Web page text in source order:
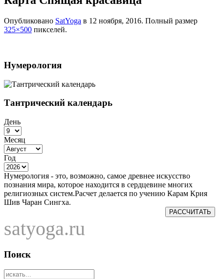
Опубликовано SatYoga в 12 ноября, 2016. Полный размер
325×500 пикселей.
Нумерология
Тантрический календарь
День
Месяц
Год
Нумерология - это, возможно, самое древнее искусство
познания мира, которое находится в сердцевине многих
религиозных систем.Расчет делается по учению Карам Крия
Шив Чаран Сингха.
РАССЧИТАТЬ
satyoga.ru
Поиск